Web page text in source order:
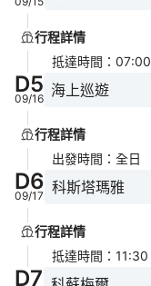
行程詳情
抵達時間 ： 07:00
D5
09/16 海上巡遊
行程詳情
出發時間 ： 全日
D6
09/17 科斯塔瑪雅
行程詳情
抵達時間 ： 11:30
D7